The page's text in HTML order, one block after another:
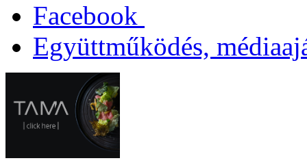
Facebook
Együttműködés,